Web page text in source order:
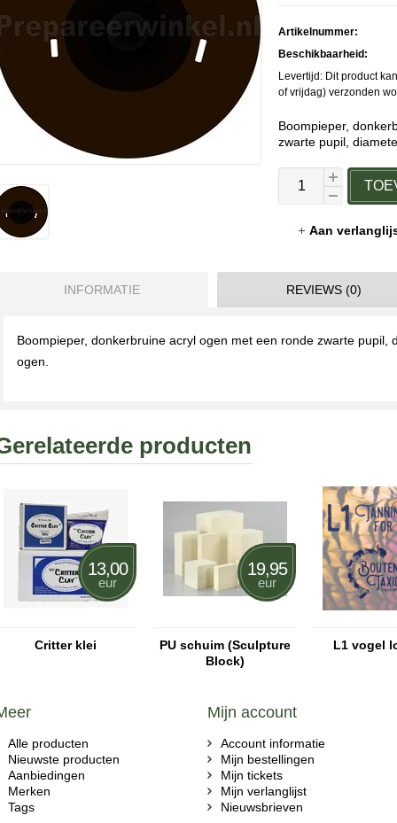
Artikelnummer:
Beschikbaarheid:
Levertijd: Dit product
of vrijdag) verzonden
Boompieper,
zwarte pupil,
Aan
INFORMATIE REVIEWS (0)
Boompieper, donkerbruine acryl ogen met een ronde zwarte pupil,
ogen.
producten
13,00
eur
Critter klei
19,95
eur
PU schuim (Sculpture
Block)
L1 vogel
Alle producten
Nieuwste producten
Aanbiedingen
Merken
Tags
Mijn account
Account informatie
Mijn bestellingen
Mijn tickets
Mijn verlanglijst
Nieuwsbrieven